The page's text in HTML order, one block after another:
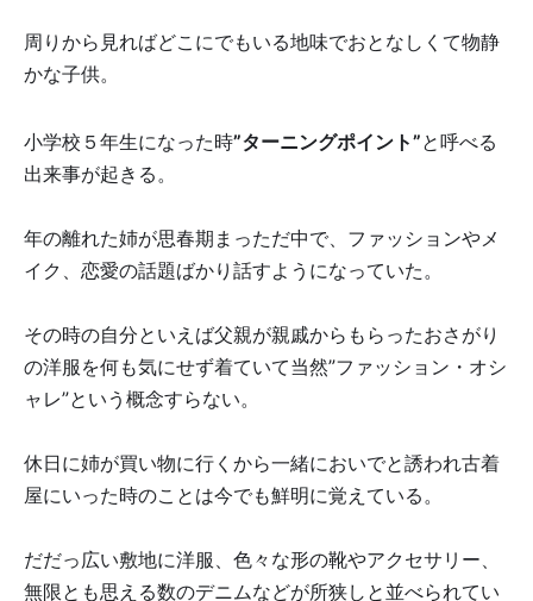
周りから見ればどこにでもいる地味でおとなしくて物静
かな子供。
小学校５年生になった時”ターニングポイント”と呼べる
出来事が起きる。
年の離れた姉が思春期まっただ中で、ファッションやメ
イク、恋愛の話題ばかり話すようになっていた。
その時の自分といえば父親が親戚からもらったおさがり
の洋服を何も気にせず着ていて当然”ファッション・オシ
ャレ”という概念すらない。
休日に姉が買い物に行くから一緒においでと誘われ古着
屋にいった時のことは今でも鮮明に覚えている。
だだっ広い敷地に洋服、色々な形の靴やアクセサリー、
無限とも思える数のデニムなどが所狭しと並べられてい